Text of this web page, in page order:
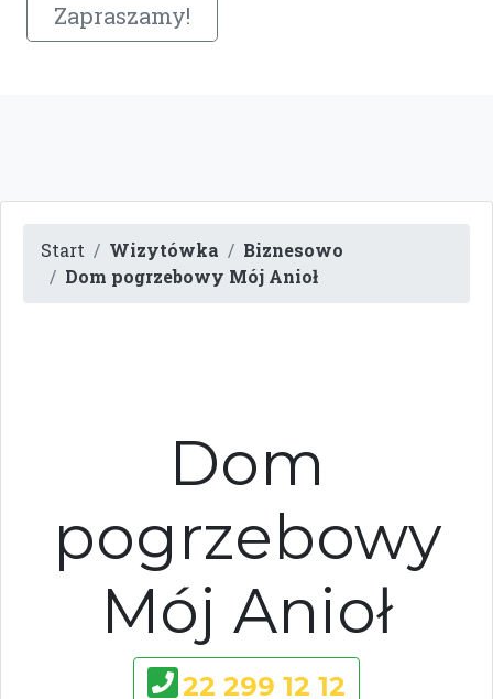
Zapraszamy!
Start Wizytówka
Biznesowo
Dom pogrzebowy Mój Anioł
Dom
pogrzebowy
Mój Anioł
22 299 12 12